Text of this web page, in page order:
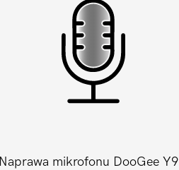
Naprawa mikrofonu DooGee Y9